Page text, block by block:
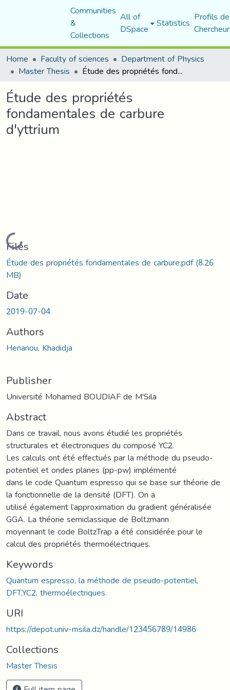
Communities
&
Collections
All of
DSpace Statistics Profils
Home
Faculty of sciences Department of Physics
Master Thesis Étude des propriétés fondamentales de carbure d'yttrium
Étude des propriétés
fondamentales de carbure
d'yttrium
Loading...
Files
Étude des propriétés fondamentales de carbure.pdf(8.26
MB)
Date
2019-07-04
Authors
Henanou, Khadidja
Publisher
Université Mohamed BOUDIAF de M'Sila
Abstract
Dans ce travail, nous avons étudié les propriétés
structurales et électroniques du composé YC2.
Les calculs ont été effectués par la méthode du pseudo-
potentiel et ondes planes (pp-pw) implémenté
dans le code Quantum espresso qui se base sur théorie de
la fonctionnelle de la densité (DFT). On a
utilisé également l’approximation du gradient généralisée
GGA. La théorie semiclassique de Boltzmann
moyennant le code BoltzTrap a été considérée pour le
calcul des propriétés thermoélectriques.
Keywords
Quantum espresso, la méthode de pseudo-potentiel,
DFT,YC2, thermoélectriques.
URI
https://depot.univ-msila.dz/handle/123456789/14986
Collections
Master Thesis